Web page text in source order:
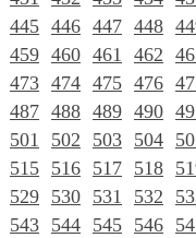
445 446 447 448
459 460 461 462
473 474 475 476
487 488 489 490
501 502 503 504
515 516 517 518
529 530 531 532
543 544 545 546